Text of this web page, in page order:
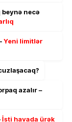
beynə necə
Yeni limitlər
azalır –
İsti havada ürək